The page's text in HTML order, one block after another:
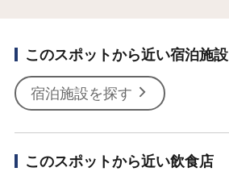
このスポットから近い宿泊施設
宿泊施設を探す
このスポットから近い飲食店